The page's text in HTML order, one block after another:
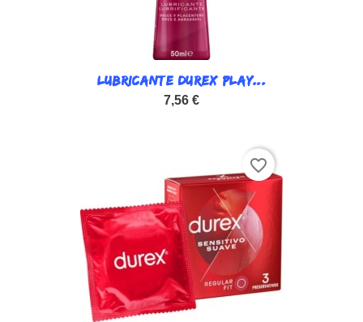
LUBRICANTE DUREX PLAY...
7,56 €
favorite_border